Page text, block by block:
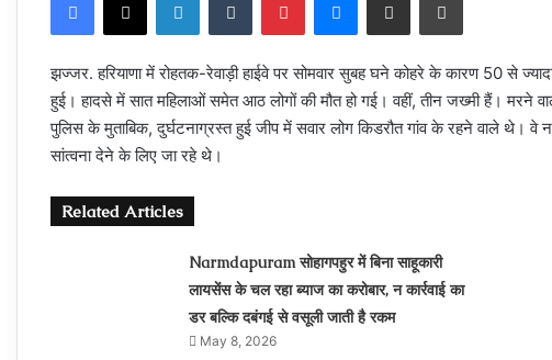
X
झज्जर. हरियाणा में रोहतक-रेवाड़ी हाईवे पर सोमवार सुबह घने कोहरे के कारण 50 से
हुई। हादसे में सात महिलाओं समेत आठ लोगों की मौत हो गई। वहीं, तीन जख्मी हैं। मरने
पुलिस के मुताबिक, दुर्घटनाग्रस्त हुई जीप में सवार लोग किडरौत गांव के रहने वाले थे।
सांत्वना देने के लिए जा रहे थे।
Related Articles
Narmdapuram सोहागपहुर में बिना साहूकारी
लायसेंस के चल रहा ब्‍याज का करोबार, न कार्रवाई का
डर बल्कि दबंगई से वसूली जाती है रकम
May 8, 2026